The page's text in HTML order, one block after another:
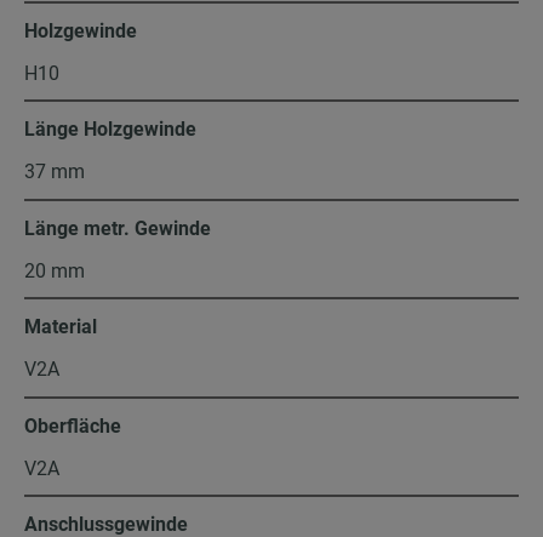
Holzgewinde
H10
Länge Holzgewinde
37 mm
Länge metr. Gewinde
20 mm
Material
V2A
Oberfläche
V2A
Anschlussgewinde